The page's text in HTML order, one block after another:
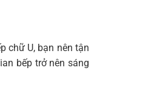
chữ U, bạn nên tận
bếp trở nên sáng